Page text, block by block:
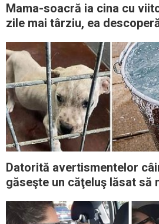
Mama-soacră ia cina cu
zile mai târziu, ea
Datorită avertismentelor
găseşte un căţeluş lăsat să